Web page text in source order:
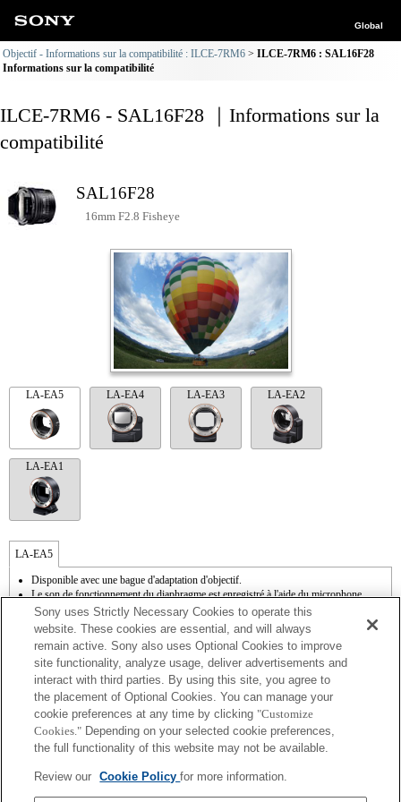
Global
Objectif - Informations sur la compatibilité : ILCE-7RM6
ILCE-7RM6 : SAL16F28
Informations sur la compatibilité
ILCE-7RM6 - SAL16F28 ｜Informations sur la
compatibilité
SAL16F28
16mm F2.8 Fisheye
LA-EA5 LA-EA4 LA-EA3 LA-EA2
LA-EA1
LA-EA5
Disponible avec une bague d'adaptation d'objectif.
Le son de fonctionnement du diaphragme est enregistré à l'aide du microphone
interne.
Outside the A (Aperture priority), S (Shutter priority), and M (Manual) modes, the
shutter speed and the aperture can not be adjusted during the movie recording.
La fonction [Comp. objectif ] (Compensation de l'objectif) n'est pas opérationnelle.
Si vous fixez l'objectif à monture A à l'aide de l'adaptateur, la fonction d'aide à la mise
au point manuelle ne fonctionne pas automatiquement lorsque vous tournez la bague
de mise au point. Vous pouvez agrandir l'image en sélectionnant la fonction [Loupe
mise pt] ou [Aide MF] sur n'importe quelle touche de "Réglag. touche perso".
L'obturateur tactile ne fonctionne pas.
La correction de tremblement est disponible sur les 3 axes (Tangage/Lacet/Roulis)
avec la technologie SteadyShot INSIDE.
difficile de faire le point sur un sujet avec cette fonction lorsque vous photographiez
des scènes sombres, ou lorsqu’un sujet est situé dans les coins de l’écran ou qu’il est
Sony uses Strictly Necessary Cookies to operate this
website. These cookies are essential, and will always
remain active. Sony also uses Optional Cookies to improve
site functionality, analyze usage, deliver advertisements and
interact with third parties. By using this site, you agree to
the placement of Optional Cookies. You can manage your
cookie preferences at any time by clicking "Customize
Cookies." Depending on your selected cookie preferences,
the full functionality of this website may not be available.
Review our Cookie Policyfor more information.